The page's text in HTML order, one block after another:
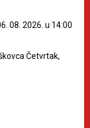
08. 2026. u 14:00
Četvrtak,